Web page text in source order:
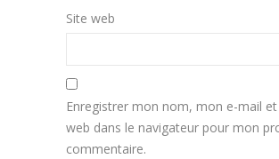
Site web
Enregistrer mon nom, mon e-mail
web dans le navigateur pour mon
commentaire.